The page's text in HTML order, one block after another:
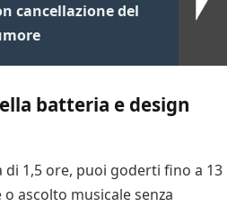
cancellazione del
batteria e design
di 1,5 ore, puoi goderti fino a 13
ascolto musicale senza